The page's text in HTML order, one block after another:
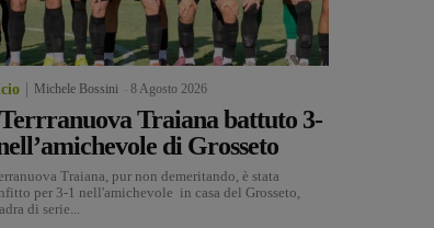
Michele Bossini 8 Agosto 2026
Traiana battuto 3-
di Grosseto
Traiana, pur non demeritando, è stata
per 3-1 nell'amichevole in casa del Grosseto,
di serie...